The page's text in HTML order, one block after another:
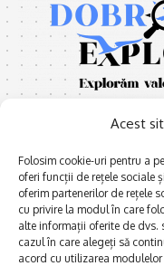
Acest
Folosim cookie-uri pentru a
oferi funcții de rețele sociale
oferim partenerilor de rețele
cu privire la modul în care
alte informații oferite de dvs.
cazul în care alegeți să
acord cu utilizarea
E xplorăm Dobrogea,
Explorăm valorile locale:
Deltă, Litoral, cele mai